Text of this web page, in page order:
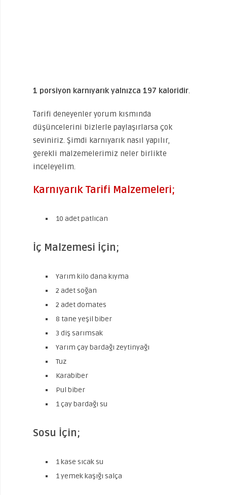
1 porsiyon karnıyarık yalnızca 197 kaloridir.
Tarifi deneyenler yorum kısmında
düşüncelerini bizlerle paylaşırlarsa çok
seviniriz. Şimdi karnıyarık nasıl yapılır,
gerekli malzemelerimiz neler birlikte
inceleyelim.
Karnıyarık Tarifi Malzemeleri;
10 adet patlıcan
İç Malzemesi İçin;
Yarım kilo dana kıyma
2 adet soğan
2 adet domates
8 tane yeşil biber
3 diş sarımsak
Yarım çay bardağı zeytinyağı
Tuz
Karabiber
Pul biber
1 çay bardağı su
Sosu İçin;
1 kase sıcak su
1 yemek kaşığı salça